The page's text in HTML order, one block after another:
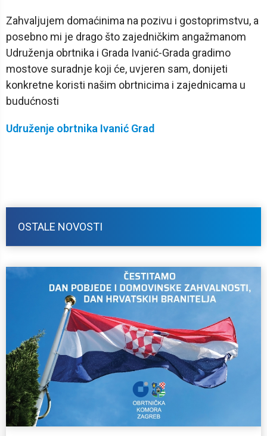
Zahvaljujem domaćinima na pozivu i gostoprimstvu, a
posebno mi je drago što zajedničkim angažmanom
Udruženja obrtnika i Grada Ivanić-Grada gradimo
mostove suradnje koji će, uvjeren sam, donijeti
konkretne koristi našim obrtnicima i zajednicama u
budućnosti
Udruženje obrtnika Ivanić Grad
OSTALE NOVOSTI